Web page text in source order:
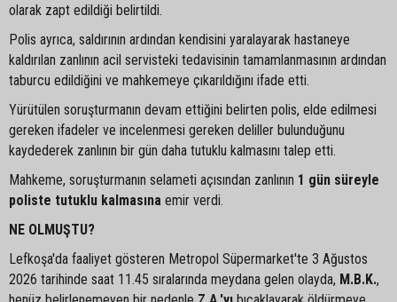
olarak zapt edildiği belirtildi.
Polis ayrıca, saldırının ardından kendisini yaralayarak hastaneye
kaldırılan zanlının acil servisteki tedavisinin tamamlanmasının ardından
taburcu edildiğini ve mahkemeye çıkarıldığını ifade etti.
Yürütülen soruşturmanın devam ettiğini belirten polis, elde edilmesi
gereken ifadeler ve incelenmesi gereken deliller bulunduğunu
kaydederek zanlının bir gün daha tutuklu kalmasını talep etti.
Mahkeme, soruşturmanın selameti açısından zanlının 1 gün süreyle
poliste tutuklu kalmasına emir verdi.
NE OLMUŞTU?
Lefkoşa'da faaliyet gösteren Metropol Süpermarket'te 3 Ağustos
2026 tarihinde saat 11.45 sıralarında meydana gelen olayda, M.B.K.,